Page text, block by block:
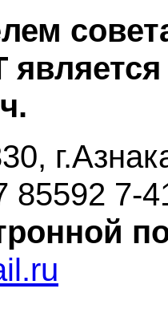
,
85592 7-